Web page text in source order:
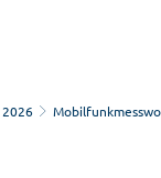
2026